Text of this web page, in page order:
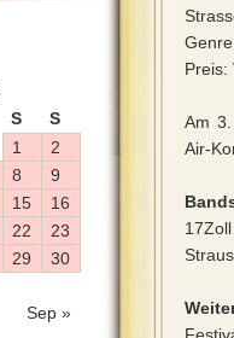
Preis:
Am
Air-
S S
Sep »
1
2
8
9
15
16
22
23
29
30